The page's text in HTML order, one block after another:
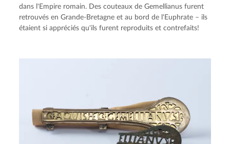
dans l'Empire romain. Des couteaux de Gemellianus furent
retrouvés en Grande-Bretagne et au bord de l'Euphrate – ils
étaient si appréciés qu'ils furent reproduits et contrefaits!